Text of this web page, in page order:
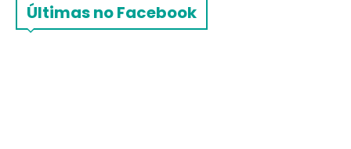
Últimas no Facebook